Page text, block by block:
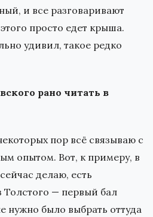
и все разговаривают
просто едет крыша.
удивил, такое редко
рано читать в
пор всё связываю с
опытом. Вот, к примеру, в
делаю, есть
Толстого — первый бал
нужно было выбрать оттуда